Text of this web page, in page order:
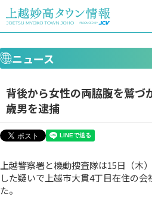
ニュース
背後から女性の両脇腹を鷲づ
歳男を逮捕
上越警察署と機動捜査隊は15日（木
した疑いで上越市大貫4丁目在住の
た。